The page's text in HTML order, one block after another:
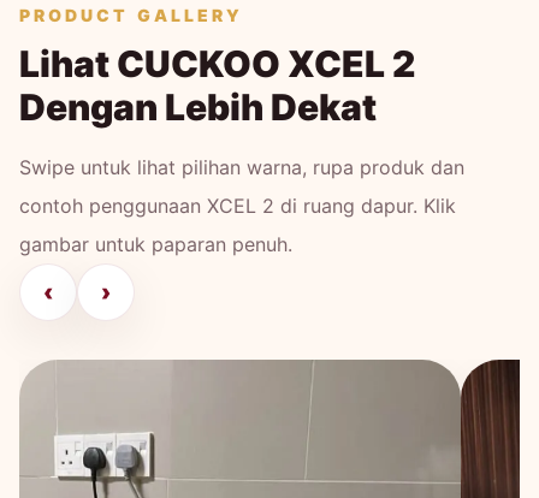
PRODUCT GALLERY
Lihat CUCKOO XCEL 2
Dengan Lebih Dekat
Swipe untuk lihat pilihan warna, rupa produk dan
contoh penggunaan XCEL 2 di ruang dapur. Klik
gambar untuk paparan penuh.
‹ ›